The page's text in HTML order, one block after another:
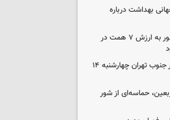
بهداشت درباره
بزرگترین باغ مدرن کشور به ارزش ۷ همت در
رهن و اجاره آپارتمان در جنوب تهران چهارشنبه ۱۴
حماسه‌ای از شور